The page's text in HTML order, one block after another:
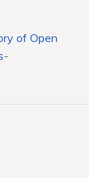
of Open
-